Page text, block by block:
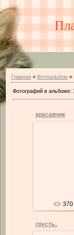
Главная » Фотоальбом »
Фотографий в альбоме:
красавчик
370
грусть..